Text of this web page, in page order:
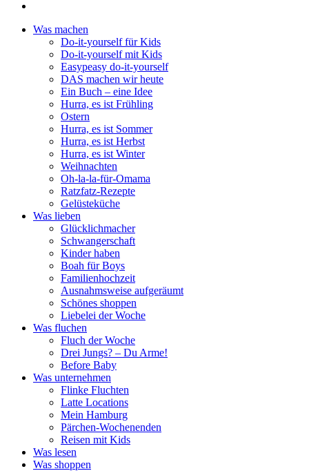
Was machen
Do-it-yourself für Kids
Do-it-yourself mit Kids
Easypeasy do-it-yourself
DAS machen wir heute
Ein Buch – eine Idee
Hurra, es ist Frühling
Ostern
Hurra, es ist Sommer
Hurra, es ist Herbst
Hurra, es ist Winter
Weihnachten
Oh-la-la-für-Omama
Ratzfatz-Rezepte
Gelüsteküche
Was lieben
Glücklichmacher
Schwangerschaft
Kinder haben
Boah für Boys
Familienhochzeit
Ausnahmsweise aufgeräumt
Schönes shoppen
Liebelei der Woche
Was fluchen
Fluch der Woche
Drei Jungs? – Du Arme!
Before Baby
Was unternehmen
Flinke Fluchten
Latte Locations
Mein Hamburg
Pärchen-Wochenenden
Reisen mit Kids
Was lesen
Was shoppen